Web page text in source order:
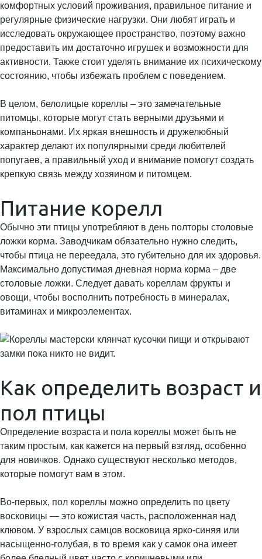
комфортных условий проживания, правильное питание и
регулярные физические нагрузки. Они любят играть и
исследовать окружающее пространство, поэтому важно
предоставить им достаточно игрушек и возможности для
активности. Также стоит уделять внимание их психическому
состоянию, чтобы избежать проблем с поведением.
В целом, белолицые кореллы – это замечательные
питомцы, которые могут стать верными друзьями и
компаньонами. Их яркая внешность и дружелюбный
характер делают их популярными среди любителей
попугаев, а правильный уход и внимание помогут создать
крепкую связь между хозяином и питомцем.
Питание корелл
Обычно эти птицы употребляют в день полторы столовые
ложки корма. Заводчикам обязательно нужно следить,
чтобы птица не переедала, это губительно для их здоровья.
Максимально допустимая дневная норма корма – две
столовые ложки. Следует давать кореллам фрукты и
овощи, чтобы восполнить потребность в минералах,
витаминах и микроэлементах.
Как определить возраст и
пол птицы
Определение возраста и пола кореллы может быть не
таким простым, как кажется на первый взгляд, особенно
для новичков. Однако существуют несколько методов,
которые помогут вам в этом.
Во-первых, пол кореллы можно определить по цвету
восковицы — это кожистая часть, расположенная над
клювом. У взрослых самцов восковица ярко-синяя или
насыщенно-голубая, в то время как у самок она имеет